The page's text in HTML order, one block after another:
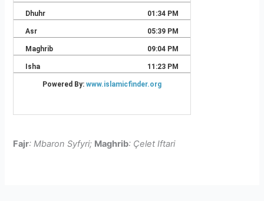
Fajr: Mbaron Syfyri; Maghrib: Çelet Iftari